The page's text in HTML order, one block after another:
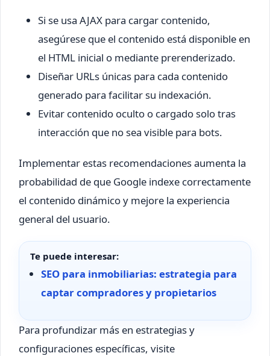
Si se usa AJAX para cargar contenido,
asegúrese que el contenido está disponible en
el HTML inicial o mediante prerenderizado.
Diseñar URLs únicas para cada contenido
generado para facilitar su indexación.
Evitar contenido oculto o cargado solo tras
interacción que no sea visible para bots.
Implementar estas recomendaciones aumenta la
probabilidad de que Google indexe correctamente
el contenido dinámico y mejore la experiencia
general del usuario.
Te puede interesar:
SEO para inmobiliarias: estrategia para
captar compradores y propietarios
Para profundizar más en estrategias y
configuraciones específicas, visite